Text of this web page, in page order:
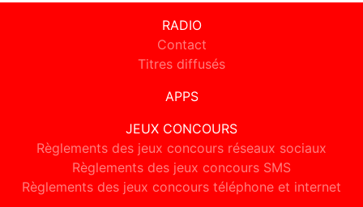
RADIO
Contact
Titres diffusés
APPS
JEUX CONCOURS
Règlements des jeux concours réseaux sociaux
Règlements des jeux concours SMS
Règlements des jeux concours téléphone et internet